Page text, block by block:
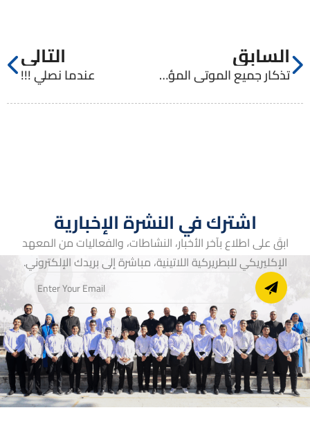
السابق
تذكار جميع الموتى المؤمنين
التالي
عندما نصلي !!!
اشترك في النشرة الإخبارية
ابقَ على اطلاع بآخر الأخبار، النشاطات، والفعاليات من المعهد
الإكليريكي للبطريركية اللاتينية، مباشرة إلى بريدك الإلكتروني.